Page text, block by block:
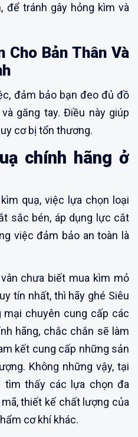
để tránh gây hỏng kìm và
Cho Bản Thân Và
đảm bảo bạn đeo đủ đồ
găng tay. Điều này giúp
cơ bị tổn thương.
chính hãng ở
quạ, việc lựa chọn loại
sắc bén, áp dụng lực cắt
việc đảm bảo an toàn là
chưa biết mua kìm mỏ
tín nhất, thì hãy ghé Siêu
mại chuyên cung cấp các
hãng, chắc chắn sẽ làm
kết cung cấp những sản
Không những vậy, tại
thấy các lựa chọn đa
thiết kế chất lượng của
cơ khí khác.